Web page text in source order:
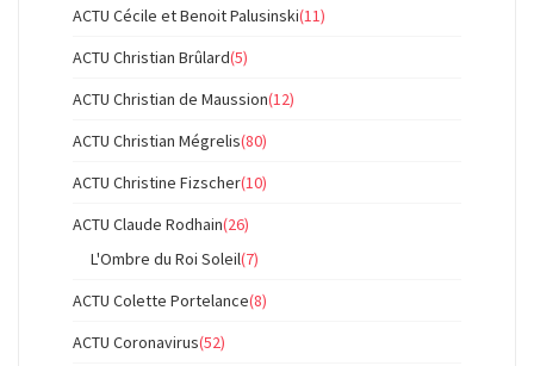
ACTU Cécile et Benoit Palusinski(11)
ACTU Christian Brûlard(5)
ACTU Christian de Maussion(12)
ACTU Christian Mégrelis(80)
ACTU Christine Fizscher(10)
ACTU Claude Rodhain(26)
L'Ombre du Roi Soleil(7)
ACTU Colette Portelance(8)
ACTU Coronavirus(52)